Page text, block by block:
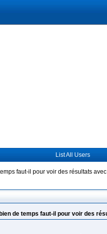
List All Users
faut-il pour voir des résultats
de temps faut-il pour voir des